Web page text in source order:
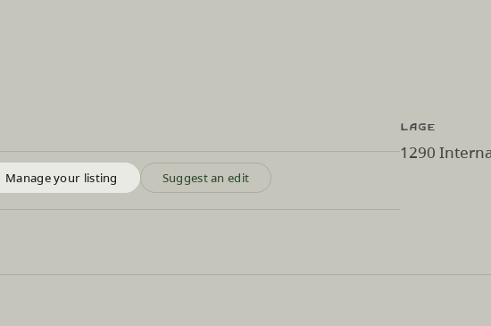
Manage your listing Suggest an edit
Lage
1290